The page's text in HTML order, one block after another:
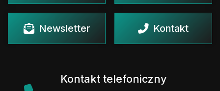
Newsletter Kontakt
Kontakt telefoniczny